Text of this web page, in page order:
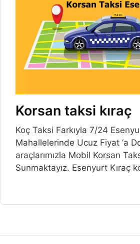
Korsan taksi kıraç
Koç Taksi Farkıyla 7/24
Mahallelerinde Ucuz Fiyat ‘a
araçlarımızla Mobil Korsan
Sunmaktayız. Esenyurt Kıraç